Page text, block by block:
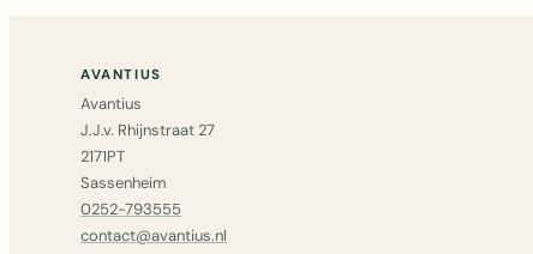
AVANTIUS
Avantius
J.J.v. Rhijnstraat 27
2171PT
Sassenheim
0252-793555
contact@avantius.nl